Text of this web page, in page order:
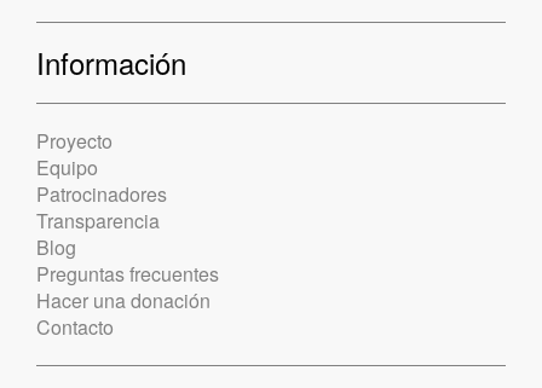
Información
Proyecto
Equipo
Patrocinadores
Transparencia
Blog
Preguntas frecuentes
Hacer una donación
Contacto